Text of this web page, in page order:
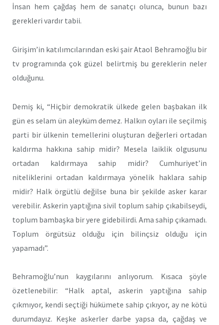
İnsan hem çağdaş hem de sanatçı olunca, bunun bazı
gerekleri vardır tabii.
Girişim’in katılımcılarından eski şair Ataol Behramoğlu bir
tv programında çok güzel belirtmiş bu gereklerin neler
olduğunu.
Demiş ki, “Hiçbir demokratik ülkede gelen başbakan ilk
gün es selam ün aleyküm demez. Halkın oyları ile seçilmiş
parti bir ülkenin temellerini oluşturan değerleri ortadan
kaldırma hakkına sahip midir? Mesela laiklik olgusunu
ortadan kaldırmaya sahip midir? Cumhuriyet’in
niteliklerini ortadan kaldırmaya yönelik haklara sahip
midir? Halk örgütlü değilse buna bir şekilde asker karar
verebilir. Askerin yaptığına sivil toplum sahip çıkabilseydi,
toplum bambaşka bir yere gidebilirdi. Ama sahip çıkamadı.
Toplum örgütsüz olduğu için bilinçsiz olduğu için
yapamadı”.
Behramoğlu’nun kaygılarını anlıyorum. Kısaca şöyle
özetlenebilir: “Halk aptal, askerin yaptığına sahip
çıkmıyor, kendi seçtiği hükümete sahip çıkıyor, ay ne kötü
durumdayız. Keşke askerler darbe yapsa da, çağdaş ve